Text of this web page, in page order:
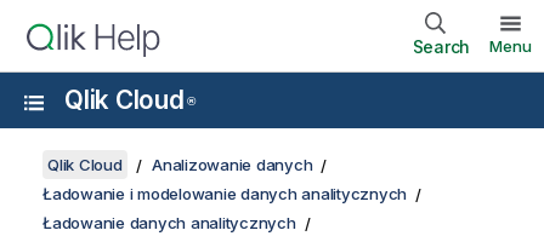
Search Menu
Qlik Cloud ®
Qlik Cloud
Analizowanie danych
Ładowanie i modelowanie danych analitycznych
Ładowanie danych analitycznych